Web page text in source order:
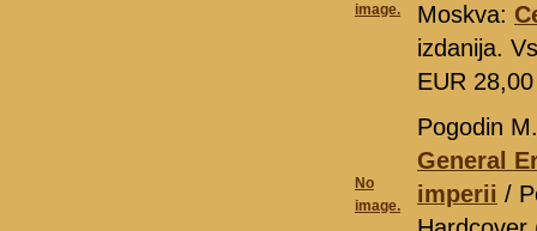
image.
Moskva:
izdanija.
EUR
No
image.
Pogodin
General
imperii /